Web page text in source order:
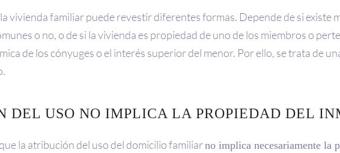
vivienda familiar puede revestir diferentes formas. Depende de si existe
o no, o de si la vivienda es propiedad de uno de los miembros o
de los cónyuges o el interés superior del menor. Por ello, se trata de
DEL USO NO IMPLICA LA PROPIEDAD DEL
la atribución del uso del domicilio familiarno implica necesariamente la